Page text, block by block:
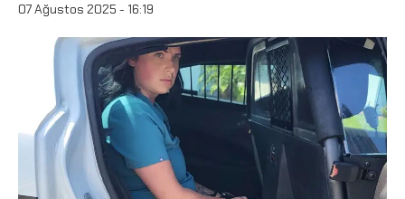
07 Ağustos 2025 - 16:19